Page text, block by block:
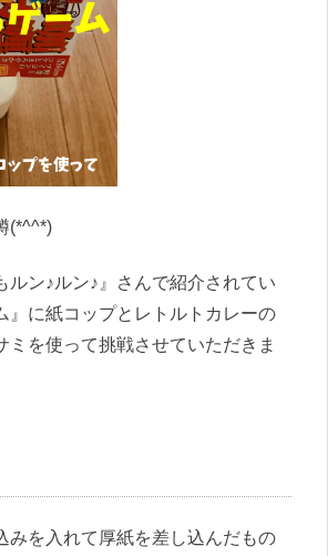
(*^^*)
ルン♪ルン♪』さんで紹介されてい
』に紙コップとレトルトカレーの
ミを使って挑戦させていただきま
みを入れて厚紙を差し込んだもの